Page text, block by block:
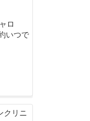
ロ
いつで